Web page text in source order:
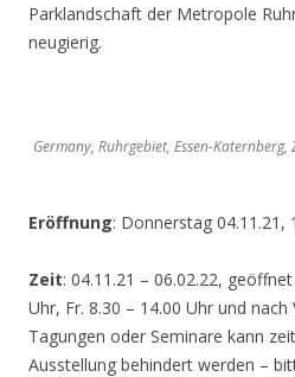
Parklandschaft der Metropole
neugierig.
Germany, Ruhrgebiet, Essen-Katernberg,
Eröffnung: Donnerstag 04.11.21,
Zeit: 04.11.21 – 06.02.22,
Uhr, Fr. 8.30 – 14.00 Uhr und nach
Tagungen oder Seminare kann
Ausstellung behindert werden –